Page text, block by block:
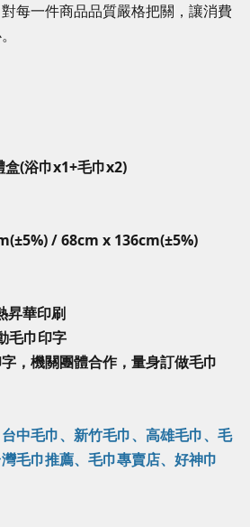
每一件商品品質嚴格把關，讓消費
盒(浴巾x1+毛巾x2)
/ 68cm x 136cm(±5%)
昇華印刷
毛巾印字
，機關團體合作，量身訂做毛巾
中毛巾、新竹毛巾、高雄毛巾、毛
毛巾推薦、毛巾專賣店、好神巾